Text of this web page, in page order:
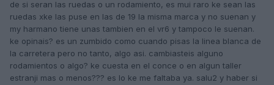
de si seran las ruedas o un rodamiento, es mui raro ke sean las
ruedas xke las puse en las de 19 la misma marca y no suenan y
my harmano tiene unas tambien en el vr6 y tampoco le suenan.
ke opinais? es un zumbido como cuando pisas la linea blanca de
la carretera pero no tanto, algo asi. cambiasteis alguno
rodamientos o algo? ke cuesta en el conce o en algun taller
estranji mas o menos??? es lo ke me faltaba ya. salu2 y haber si